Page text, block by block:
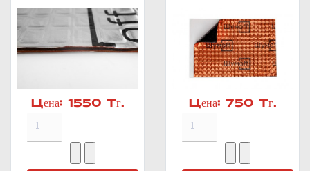
Цена: 1550 Тг. Цена: 750 Тг.